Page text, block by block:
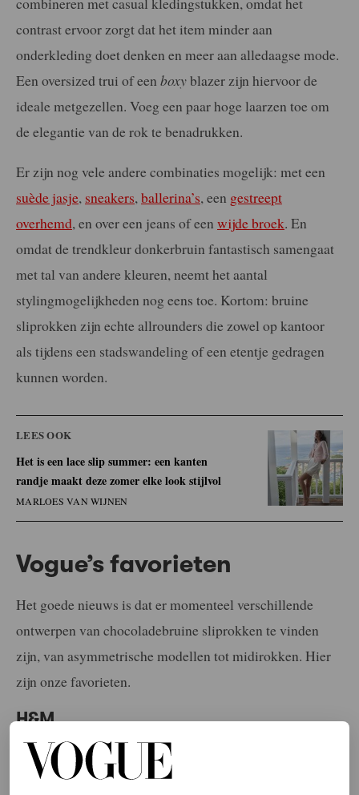
contrast ervoor zorgt dat het item minder aan
onderkleding doet denken en meer aan alledaagse mode.
Een oversized trui of een boxyblazer zijn hiervoor de
ideale metgezellen. Voeg een paar hoge laarzen toe om
de elegantie van de rok te benadrukken.
Er zijn nog vele andere combinaties mogelijk: met een
suède jasje, sneakers, ballerina’s, een gestreept
overhemd, en over een jeans of een wijde broek. En
omdat de trendkleur donkerbruin fantastisch samengaat
met tal van andere kleuren, neemt het aantal
stylingmogelijkheden nog eens toe. Kortom: bruine
sliprokken zijn echte allrounders die zowel op kantoor
als tijdens een stadswandeling of een etentje gedragen
kunnen worden.
LEES OOK
Het is een lace slip summer: een kanten
randje maakt deze zomer elke look stijlvol
MARLOES VAN WIJNEN
Vogue’s favorieten
Het goede nieuws is dat er momenteel verschillende
ontwerpen van chocoladebruine sliprokken te vinden
zijn, van asymmetrische modellen tot midirokken. Hier
zijn onze favorieten.
H&M